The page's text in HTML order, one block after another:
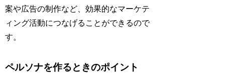
案や広告の制作など、効果的なマーケテ
ィング活動につなげることができるので
す。
ペルソナを作るときのポイント